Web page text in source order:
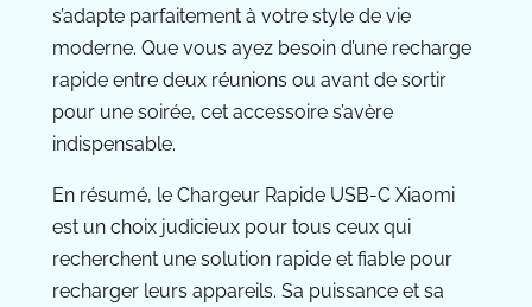
s’adapte parfaitement à votre style de vie
moderne. Que vous ayez besoin d’une recharge
rapide entre deux réunions ou avant de sortir
pour une soirée, cet accessoire s’avère
indispensable.
En résumé, le Chargeur Rapide USB-C Xiaomi
est un choix judicieux pour tous ceux qui
recherchent une solution rapide et fiable pour
recharger leurs appareils. Sa puissance et sa